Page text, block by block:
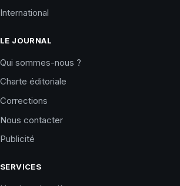
International
LE JOURNAL
Qui sommes-nous ?
Charte éditoriale
Corrections
Nous contacter
Publicité
SERVICES